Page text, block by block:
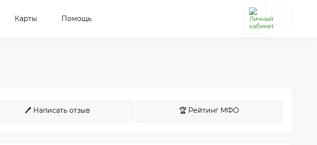
Карты Помощь
🖊️ Написать отзыв 🏆 Рейтинг МФО